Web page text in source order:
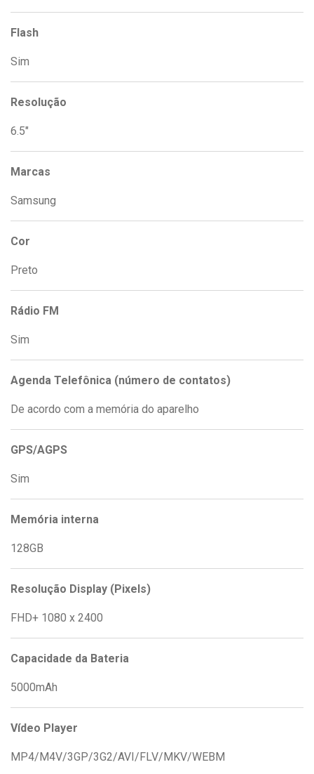
Flash
Sim
Resolução
6.5"
Marcas
Samsung
Cor
Preto
Rádio FM
Sim
Agenda Telefônica (número de contatos)
De acordo com a memória do aparelho
GPS/AGPS
Sim
Memória interna
128GB
Resolução Display (Pixels)
FHD+ 1080 x 2400
Capacidade da Bateria
5000mAh
Vídeo Player
MP4/M4V/3GP/3G2/AVI/FLV/MKV/WEBM